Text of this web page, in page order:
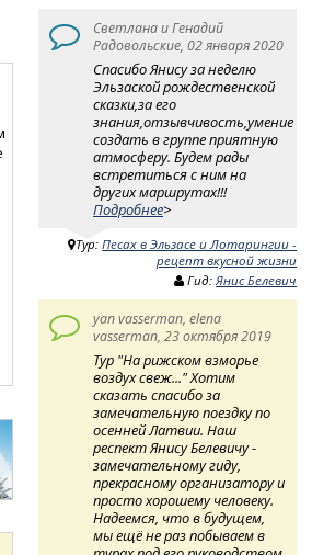
Светлана и Генадий
Радовольские, 02 января 2020
Спасибо Янису за неделю
Эльзаской рождественской
сказки,за его
знания,отзывчивость,умение
создать в группе приятную
атмосферу. Будем рады
встретиться с ним на
других маршрутах!!!
Подробнее>
Тур:Песах в Эльзасе и Лотарингии -
рецепт вкусной жизни
Гид:Янис Белевич
yan vasserman, elena
vasserman, 23 октября 2019
Тур "На рижском взморье
воздух свеж..." Хотим
сказать спасибо за
замечательную поездку по
осенней Латвии. Наш
респект Янису Белевичу -
замечательному гиду,
прекрасному организатору и
просто хорошему человеку.
Надеемся, что в будущем,
мы ещё не раз побываем в